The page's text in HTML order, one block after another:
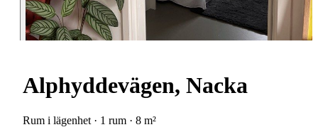
Alphyddevägen, Nacka
Rum i lägenhet · 1 rum · 8 m²